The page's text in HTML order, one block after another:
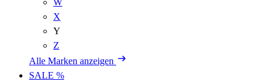
X
Y
Z
Alle Marken anzeigen
SALE %